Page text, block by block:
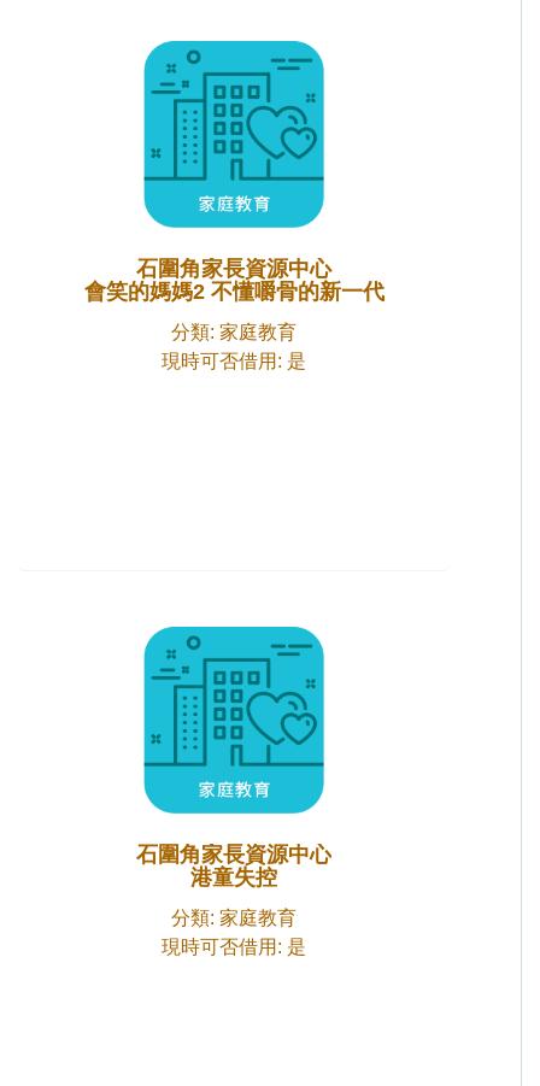
石圍角家長資源中心
會笑的媽媽2 不懂嚼骨的新一代
分類: 家庭教育
現時可否借用: 是
石圍角家長資源中心
港童失控
分類: 家庭教育
現時可否借用: 是